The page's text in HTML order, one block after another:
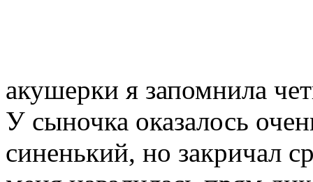
акушерки я запомнила
У сыночка оказалось
синенький, но закричал